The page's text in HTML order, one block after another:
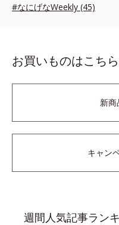
#なにげなWeekly (45)
お買いものはこちら
新商
キャン
週間人気記事ラン